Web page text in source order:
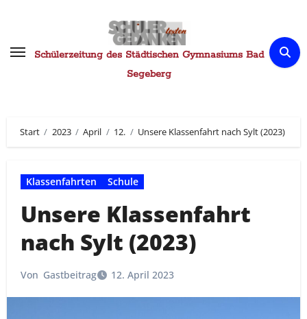
springenSchülerzeitung des Städtischen Gymnasiums Bad
Segeberg
Start 2023 April 12. Unsere Klassenfahrt nach Sylt (2023)
Klassenfahrten Schule
Unsere Klassenfahrt
nach Sylt (2023)
Von Gastbeitrag 12. April 2023